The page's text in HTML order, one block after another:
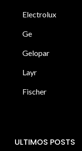
Electrolux
Ge
Gelopar
Layr
Fischer
ULTIMOS POSTS